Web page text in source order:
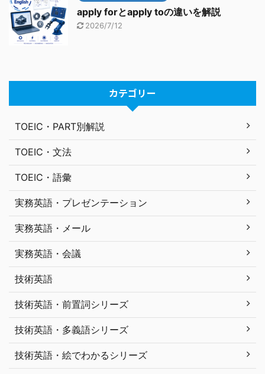
apply forとapply toの違いを解説
2026/7/12
カテゴリー
TOEIC・PART別解説
TOEIC・文法
TOEIC・語彙
実務英語・プレゼンテーション
実務英語・メール
実務英語・会議
技術英語
技術英語・前置詞シリーズ
技術英語・多義語シリーズ
技術英語・絵でわかるシリーズ